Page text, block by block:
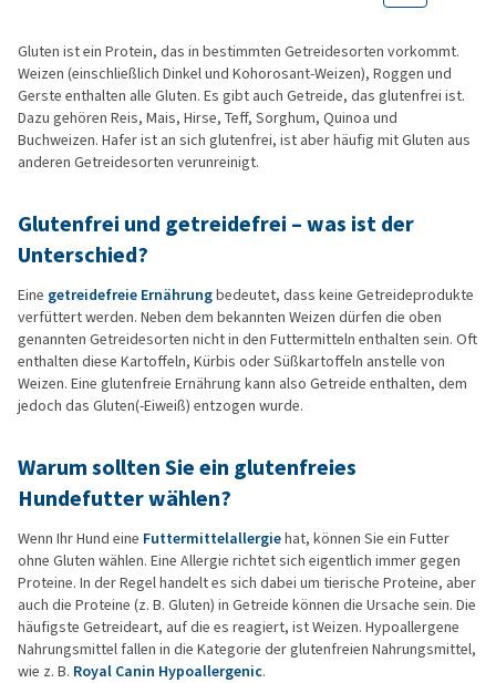
Gluten ist ein Protein, das in bestimmten Getreidesorten vorkommt.
Weizen (einschließlich Dinkel und Kohorosant-Weizen), Roggen und
Gerste enthalten alle Gluten. Es gibt auch Getreide, das glutenfrei ist.
Dazu gehören Reis, Mais, Hirse, Teff, Sorghum, Quinoa und
Buchweizen. Hafer ist an sich glutenfrei, ist aber häufig mit Gluten aus
anderen Getreidesorten verunreinigt.
Glutenfrei und getreidefrei – was ist der
Unterschied?
Eine getreidefreie Ernährungbedeutet, dass keine Getreideprodukte
verfüttert werden. Neben dem bekannten Weizen dürfen die oben
genannten Getreidesorten nicht in den Futtermitteln enthalten sein. Oft
enthalten diese Kartoffeln, Kürbis oder Süßkartoffeln anstelle von
Weizen. Eine glutenfreie Ernährung kann also Getreide enthalten, dem
jedoch das Gluten(-Eiweiß) entzogen wurde.
Warum sollten Sie ein glutenfreies
Hundefutter wählen?
Wenn Ihr Hund eine Futtermittelallergiehat, können Sie ein Futter
ohne Gluten wählen. Eine Allergie richtet sich eigentlich immer gegen
Proteine. In der Regel handelt es sich dabei um tierische Proteine, aber
auch die Proteine (z. B. Gluten) in Getreide können die Ursache sein. Die
häufigste Getreideart, auf die es reagiert, ist Weizen. Hypoallergene
Nahrungsmittel fallen in die Kategorie der glutenfreien Nahrungsmittel,
wie z. B. Royal Canin Hypoallergenic.